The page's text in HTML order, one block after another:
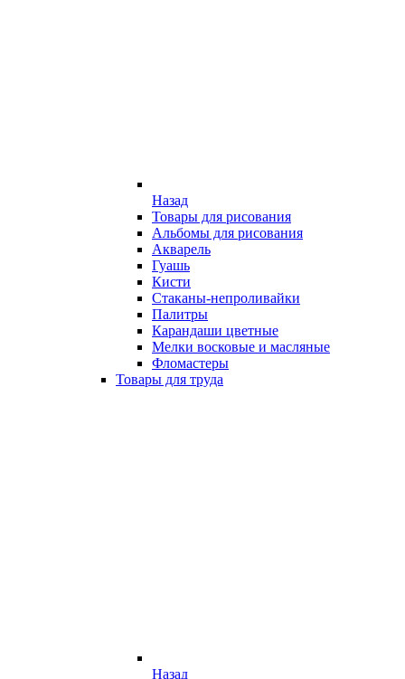
Назад
Товары для рисования
Альбомы для рисования
Акварель
Гуашь
Кисти
Стаканы-непроливайки
Палитры
Карандаши цветные
Мелки восковые и масляные
Фломастеры
Товары для труда
Назад